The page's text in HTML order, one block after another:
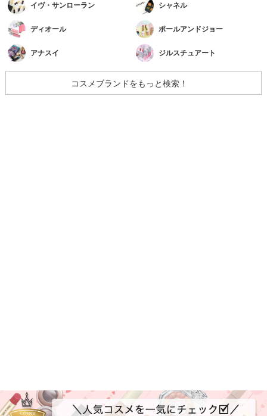
イヴ・サンローラン シャネル
ディオール ポールアンドジョー
アナスイ ジルスチュアート
コスメブランドをもっと検索！